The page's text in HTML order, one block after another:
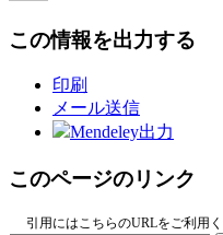
この情報を出力する
印刷
メール送信
Mendeley出力
このページのリンク
引用にはこちらのURLをご利用